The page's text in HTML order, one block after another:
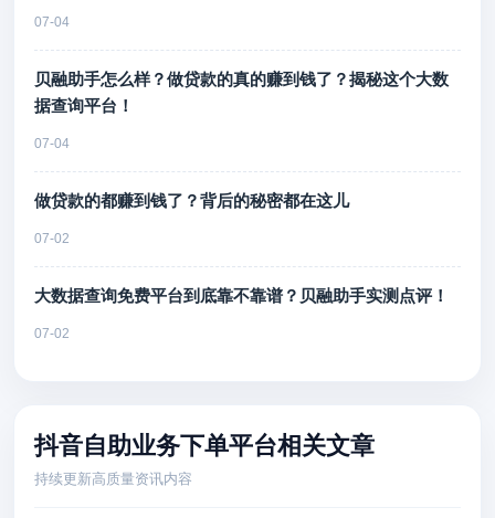
07-04
贝融助手怎么样？做贷款的真的赚到钱了？揭秘这个大数
据查询平台！
07-04
做贷款的都赚到钱了？背后的秘密都在这儿
07-02
大数据查询免费平台到底靠不靠谱？贝融助手实测点评！
07-02
抖音自助业务下单平台相关文章
持续更新高质量资讯内容